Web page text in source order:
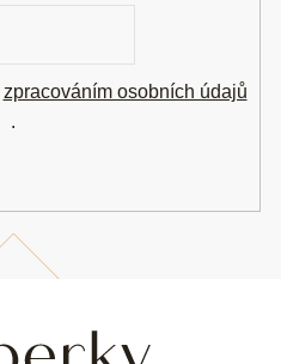
zpracováním osobních údajů
.